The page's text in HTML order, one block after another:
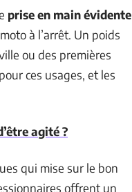
prise en main évidente
à l’arrêt. Un poids
ou des premières
ces usages, et les
agité ?
qui mise sur le bon
offrent un